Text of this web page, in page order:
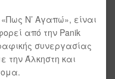
Ν’ Αγαπώ», είναι
από την Panik
συνεργασίας
την Άλκηστη και